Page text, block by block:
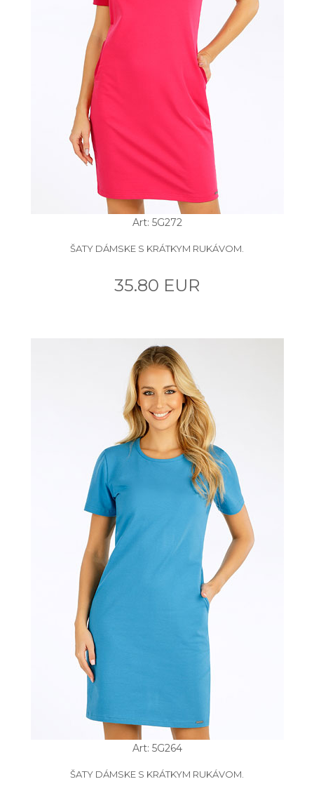
Art: 5G272
ŠATY DÁMSKE S KRÁTKYM RUKÁVOM.
35.80 EUR
Art: 5G264
ŠATY DÁMSKE S KRÁTKYM RUKÁVOM.